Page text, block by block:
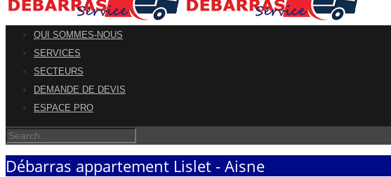
QUI SOMMES-NOUS
SERVICES
SECTEURS
DEMANDE DE DEVIS
ESPACE PRO
Débarras appartement Lislet - Aisne